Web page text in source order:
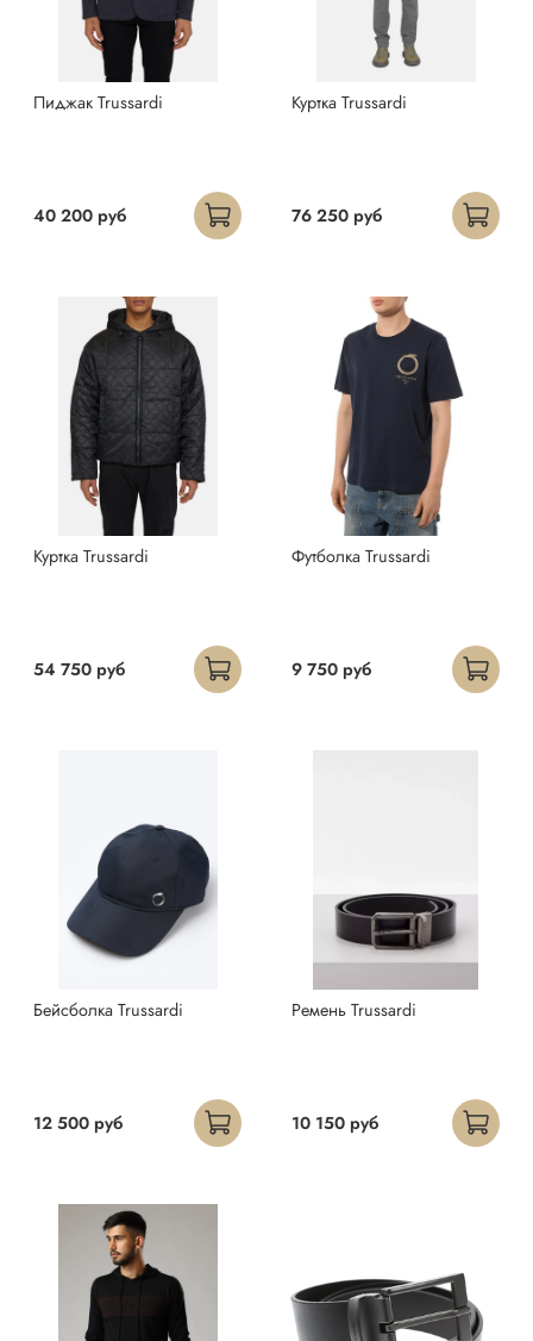
Пиджак Trussardi
40 200 руб
Куртка Trussardi
76 250 руб
Куртка Trussardi
54 750 руб
Футболка Trussardi
9 750 руб
Бейсболка Trussardi
12 500 руб
Ремень Trussardi
10 150 руб